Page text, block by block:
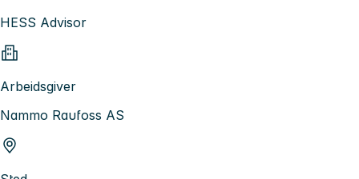
HESS Advisor
Arbeidsgiver
Nammo Raufoss AS